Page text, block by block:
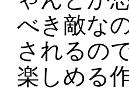
べき敵な
されるの
楽しめる